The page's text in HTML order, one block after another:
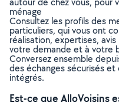
ménage
Consultez les profils des
particuliers, qui vous ont
réalisation, expertises,
votre demande et à votre
Conversez ensemble
des échanges sécurisés
intégrés.
Est-ce que AlloVoisins